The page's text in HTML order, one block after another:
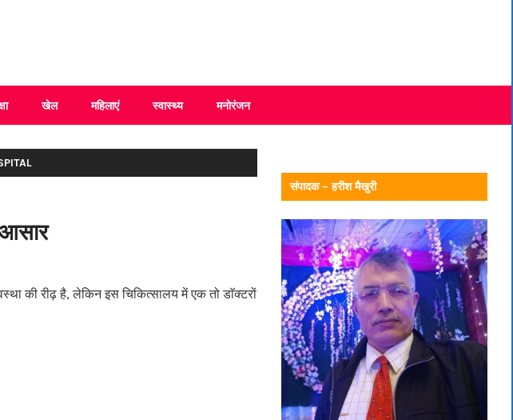
खेल महिलाएं स्वास्थ्य मनोरंजन
की रीढ़ है, लेकिन इस चिकित्सालय में एक तो डाॅक्टरों
संपादक – हरीश मैखुरी